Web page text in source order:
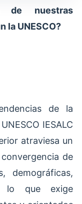
de nuestras
la UNESCO?
de la
IESALC
atraviesa un
de
demográficas,
lo que exige